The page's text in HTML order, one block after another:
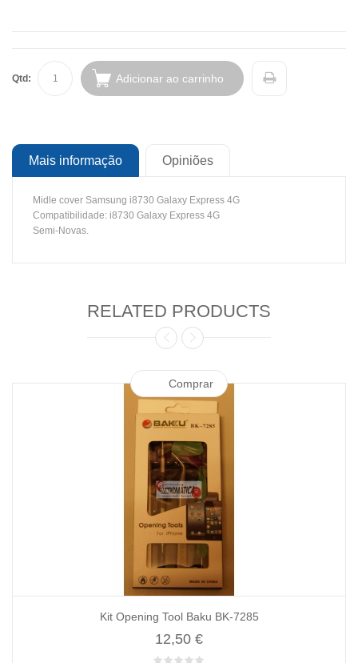
Qtd: Adicionar ao carrinho
Mais informação Opiniões
Midle cover Samsung i8730 Galaxy Express 4G
Compatibilidade: i8730 Galaxy Express 4G
Semi-Novas.
RELATED PRODUCTS
Comprar
Kit Opening Tool Baku BK-7285
12,50 €